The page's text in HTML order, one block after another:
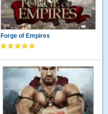
Forge of Empires